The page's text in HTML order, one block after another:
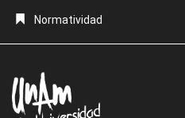
Normatividad